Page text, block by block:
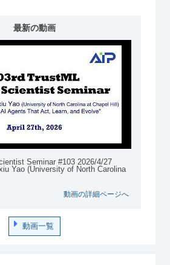
最新の動画
Seminar #103 2026/4/27
Yao (University of North Carolina
動画の詳細ページへ
動画一覧